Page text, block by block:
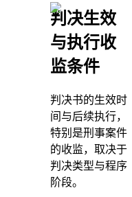
判决生效
与执行收
监条件
判决书的生效时
间与后续执行，
特别是刑事案件
的收监，取决于
判决类型与程序
阶段。